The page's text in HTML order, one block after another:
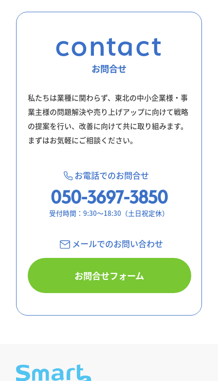
contact
お問合せ
私たちは業種に関わらず、東北の中小企業様・事
業主様の問題解決や売り上げアップに向けて戦略
の提案を行い、改善に向けて共に取り組みます。
まずはお気軽にご相談ください。
お電話でのお問合せ
050-3697-3850
受付時間：9:30〜18:30（土日祝定休）
メールでのお問い合わせ
お問合せフォーム